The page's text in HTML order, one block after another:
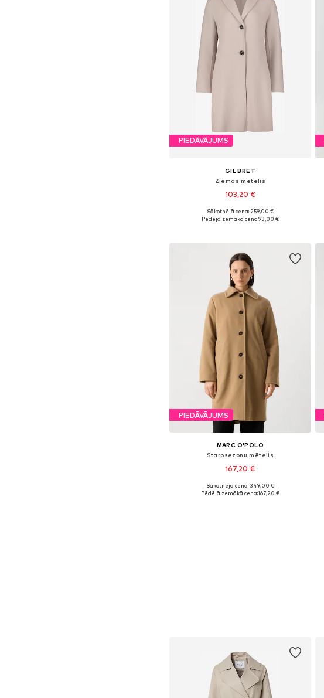
PIEDĀVĀJUMS
GIL BRET
Ziemas mētelis
103,20 €
Pieejamie izmēri: M-L
Sākotnējā cena: 259,00 €
Pēdējā zemākā cena:93,00 €
PIEDĀVĀJUMS
MARC O'POLO
Starpsezonu mētelis
167,20 €
Pieejamie izmēri: S
Sākotnējā cena: 349,00 €
Pēdējā zemākā cena:167,20 €